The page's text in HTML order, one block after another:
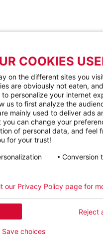
COOKIES
on the different sites you
are obviously not eaten,
personalize your internet
us to first analyze the
mainly used to deliver ads
can change your
of personal data, and feel
for your trust!
Conversion
Reject
our Privacy Policy page for
Save choices